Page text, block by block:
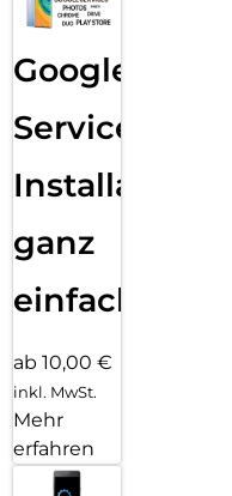
Google
Services
Installation
ganz
einfach
ab 10,00 €
inkl. MwSt.
Mehr
erfahren